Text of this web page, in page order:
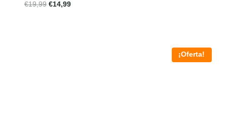
€19,99 €14,99
¡Oferta!